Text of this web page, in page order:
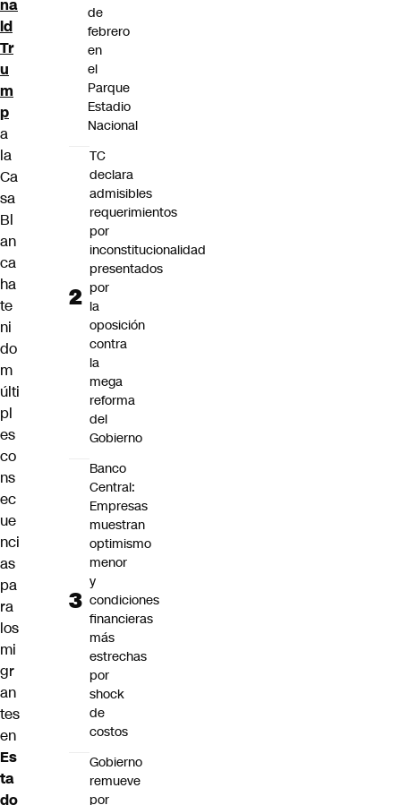
na
ld
Tr
u
m
p
a
la
Ca
sa
Bl
an
ca
ha
te
ni
do
m
últi
pl
es
co
ns
ec
ue
nci
as
pa
ra
los
mi
gr
an
tes
en
Es
ta
do
de
febrero
en
el
Parque
Estadio
Nacional
TC
declara
admisibles
requerimientos
por
inconstitucionalidad
presentados
por
la
oposición
contra
la
mega
reforma
del
Gobierno
Banco
Central:
Empresas
muestran
optimismo
menor
y
condiciones
financieras
más
estrechas
por
shock
de
costos
Gobierno
remueve
por